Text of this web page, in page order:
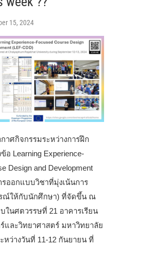
15, 2024
าศกิจกรรมระหว่างการฝึก
อ Learning Experience-
Design and Development
รออกแบบวิชาที่มุ่งเน้นการ
รณ์ให้กับนักศึกษา) ที่จัดขึ้น ณ
ในศตวรรษที่ 21 อาคารเรียน
ละวิทยาศาสตร์ มหาวิทยาลัย
หว่างวันที่ 11-12 กันยายน ที่